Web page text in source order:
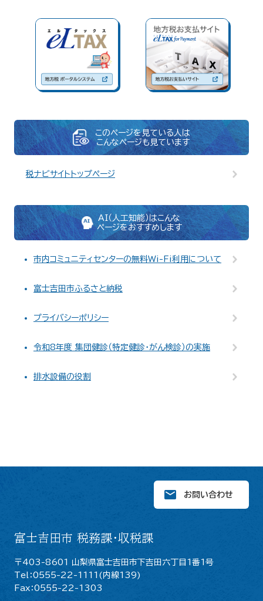
このページを見ている人は
こんなページも見ています
税ナビサイトトップページ
AI（人工知能）はこんな
ページをおすすめします
市内コミュニティセンターの無料Wi-Fi利用について
富士吉田市ふるさと納税
プライバシーポリシー
令和8年度 集団健診（特定健診・がん検診）の実施
排水設備の役割
富士吉田市 税務課・収税課
〒403-8601 山梨県富士吉田市下吉田六丁目1番1号
Tel：0555-22-1111(内線139)
Fax：0555-22-1303
お問い合わせ